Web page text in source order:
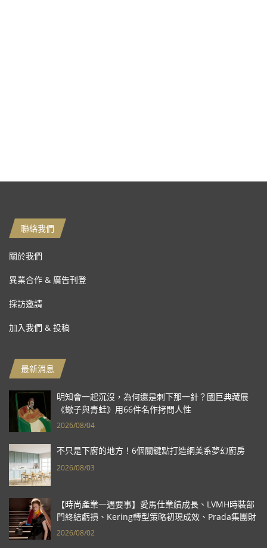
聯絡我們
關於我們
異業合作 & 廣告刊登
採訪邀請
加入我們 & 投稿
最新消息
明知會一起沉沒，為何還是刺下那一針？國巨典藏展
《蠍子與青蛙》用66件名作拷問人性
2026/08/04
不只是下廚的地方！6個關鍵點打造網美系夢幻廚房
2026/08/03
【時尚產業一週要事】愛馬仕業績成長、LVMH時裝部
門終結虧損、Kering轉型策略初現成效、Prada集團財
報亮眼
2026/08/02